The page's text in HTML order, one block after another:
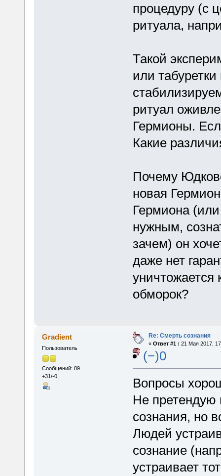
процедуру (с
ритуала,
Такой
или
ритуал
Гермионы.
Какие
Почему
новая
Гермиона
нужным,
зачем) он
даже нет
обморок?
Gradient
Пользователь
Сообщений: 89
+31/-0
Re: Смерть сознания
« Ответ #1 : 21 Мая 2017,
(−)0
Вопросы
Не претендую
сознания, но
Людей
сознание
устраивает